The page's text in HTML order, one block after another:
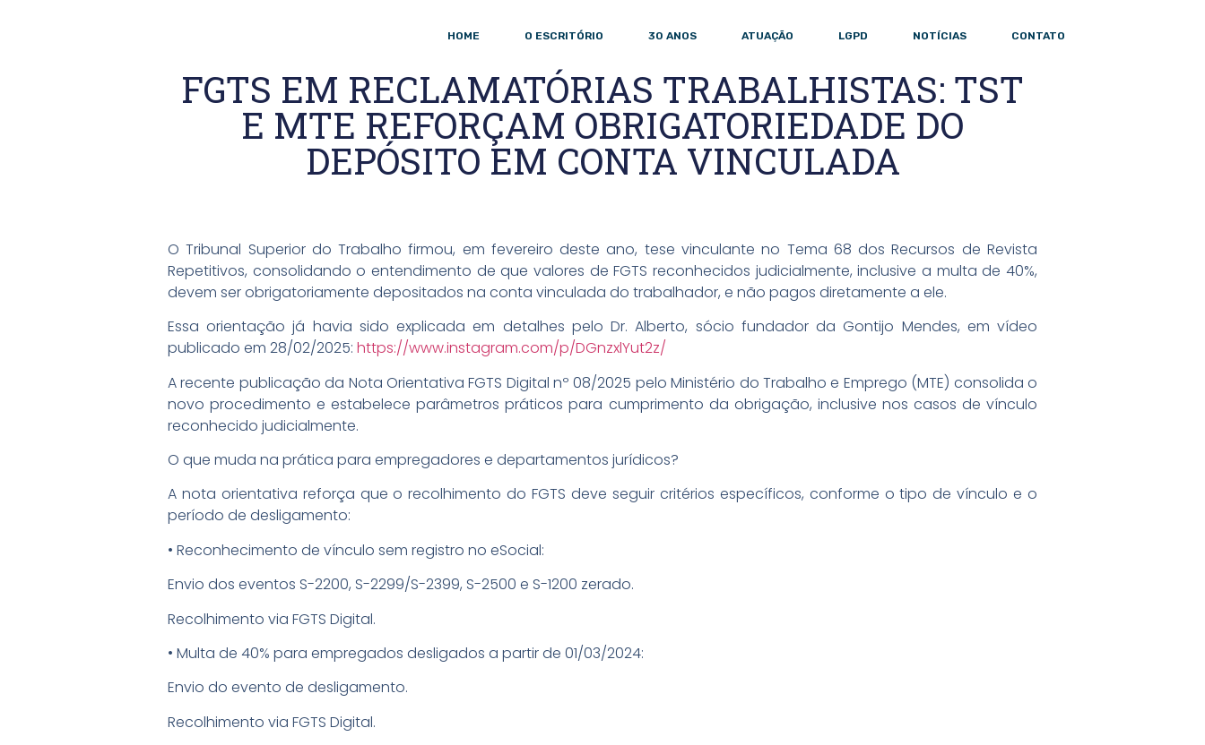
HOME O ESCRITÓRIO 30 ANOS ATUAÇÃO LGPD NOTÍCIAS CONTATO
FGTS EM RECLAMATÓRIAS TRABALHISTAS: TST
E MTE REFORÇAM OBRIGATORIEDADE DO
DEPÓSITO EM CONTA VINCULADA
O Tribunal Superior do Trabalho firmou, em fevereiro deste ano, tese vinculante no Tema 68 dos Recursos de Revista
Repetitivos, consolidando o entendimento de que valores de FGTS reconhecidos judicialmente, inclusive a multa de 40%,
devem ser obrigatoriamente depositados na conta vinculada do trabalhador, e não pagos diretamente a ele.
Essa orientação já havia sido explicada em detalhes pelo Dr. Alberto, sócio fundador da Gontijo Mendes, em vídeo
publicado em 28/02/2025: https://www.instagram.com/p/DGnzxlYut2z/
A recente publicação da Nota Orientativa FGTS Digital nº 08/2025 pelo Ministério do Trabalho e Emprego (MTE) consolida o
novo procedimento e estabelece parâmetros práticos para cumprimento da obrigação, inclusive nos casos de vínculo
reconhecido judicialmente.
O que muda na prática para empregadores e departamentos jurídicos?
A nota orientativa reforça que o recolhimento do FGTS deve seguir critérios específicos, conforme o tipo de vínculo e o
período de desligamento:
• Reconhecimento de vínculo sem registro no eSocial:
Envio dos eventos S-2200, S-2299/S-2399, S-2500 e S-1200 zerado.
Recolhimento via FGTS Digital.
• Multa de 40% para empregados desligados a partir de 01/03/2024:
Envio do evento de desligamento.
Recolhimento via FGTS Digital.